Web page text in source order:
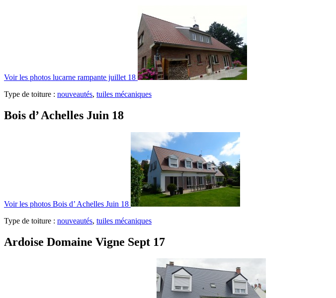
Voir les photos lucarne rampante juillet 18
Type de toiture : nouveautés, tuiles mécaniques
Bois d’ Achelles Juin 18
Voir les photos Bois d’ Achelles Juin 18
Type de toiture : nouveautés, tuiles mécaniques
Ardoise Domaine Vigne Sept 17